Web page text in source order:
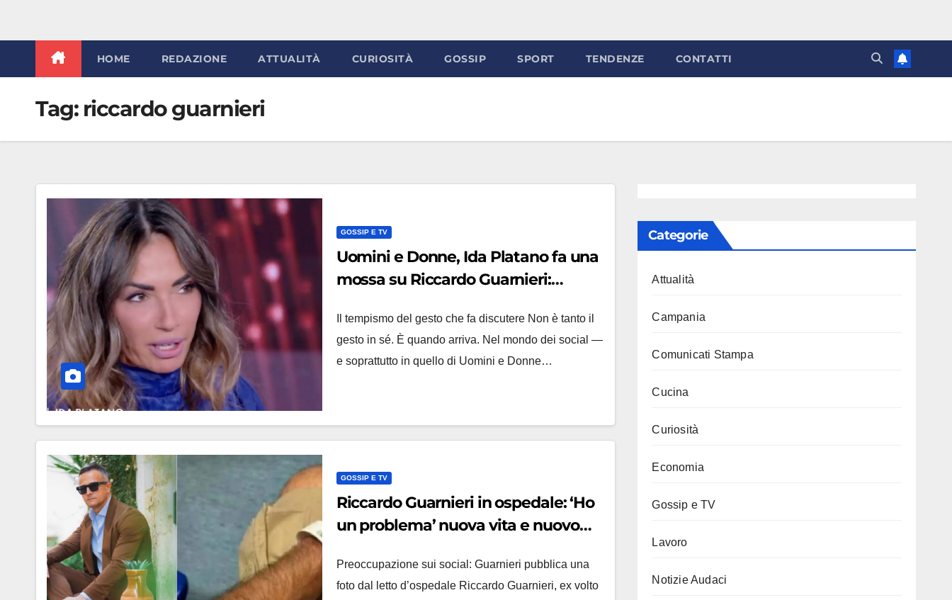
HOME REDAZIONE ATTUALITÀ CURIOSITÀ GOSSIP SPORT TENDENZE CONTATTI
Tag: riccardo guarnieri
GOSSIP E TV
Uomini e Donne, Ida Platano fa una
mossa su Riccardo Guarnieri:
Il tempismo del gesto che fa discutere Non è tanto il
gesto in sé. È quando arriva. Nel mondo dei social —
e soprattutto in quello di Uomini e Donne…
GOSSIP E TV
Riccardo Guarnieri in ospedale: ‘Ho
un problema’ nuova vita e nuovo
Preoccupazione sui social: Guarnieri pubblica una
foto dal letto d’ospedale Riccardo Guarnieri, ex volto
Categorie
Attualità
Campania
Comunicati Stampa
Cucina
Curiosità
Economia
Gossip e TV
Lavoro
Notizie Audaci